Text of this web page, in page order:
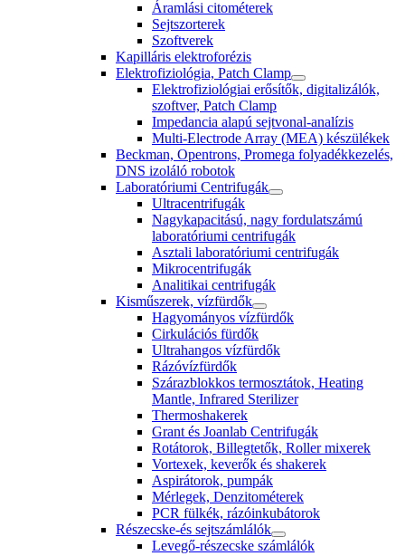
Áramlási citométerek
Sejtszorterek
Szoftverek
Kapilláris elektroforézis
Elektrofiziológia, Patch Clamp
Elektrofiziológiai erősítők, digitalizálók,
szoftver, Patch Clamp
Impedancia alapú sejtvonal-analízis
Multi-Electrode Array (MEA) készülékek
Beckman, Opentrons, Promega folyadékkezelés,
DNS izoláló robotok
Laboratóriumi Centrifugák
Ultracentrifugák
Nagykapacitású, nagy fordulatszámú
laboratóriumi centrifugák
Asztali laboratóriumi centrifugák
Mikrocentrifugák
Analitikai centrifugák
Kisműszerek, vízfürdők
Hagyományos vízfürdők
Cirkulációs fürdők
Ultrahangos vízfürdők
Rázóvízfürdők
Szárazblokkos termosztátok, Heating
Mantle, Infrared Sterilizer
Thermoshakerek
Grant és Joanlab Centrifugák
Rotátorok, Billegtetők, Roller mixerek
Vortexek, keverők és shakerek
Aspirátorok, pumpák
Mérlegek, Denzitométerek
PCR fülkék, rázóinkubátorok
Részecske-és sejtszámlálók
Levegő-részecske számlálók